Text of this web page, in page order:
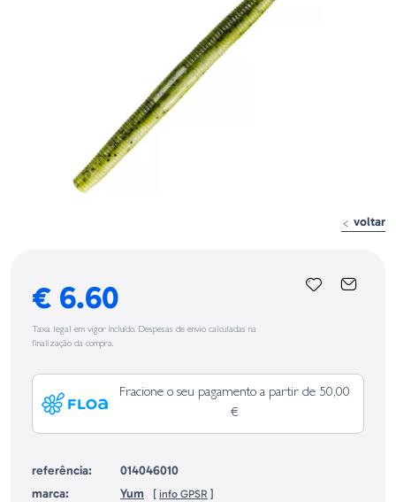
voltar
€ 6.60
Taxa legal em vigor incluído. Despesas de envio calculadas na
finalização da compra.
Fracione o seu pagamento a partir de 50,00
€
referência:
014046010
marca:
Yum [ info GPSR ]